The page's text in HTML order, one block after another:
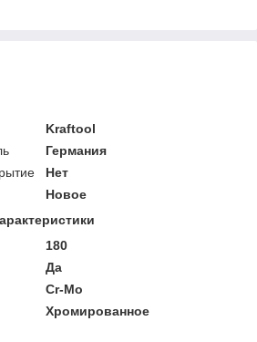
Kraftool
Германия
Нет
Новое
180
Да
Cr-Mo
Хромированное